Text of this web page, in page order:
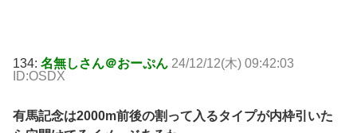
134: 名無しさん＠おーぷん 24/12/12(木) 09:42:03
ID:OSDX
有馬記念は2000m前後の割って入るタイプが内枠引いた